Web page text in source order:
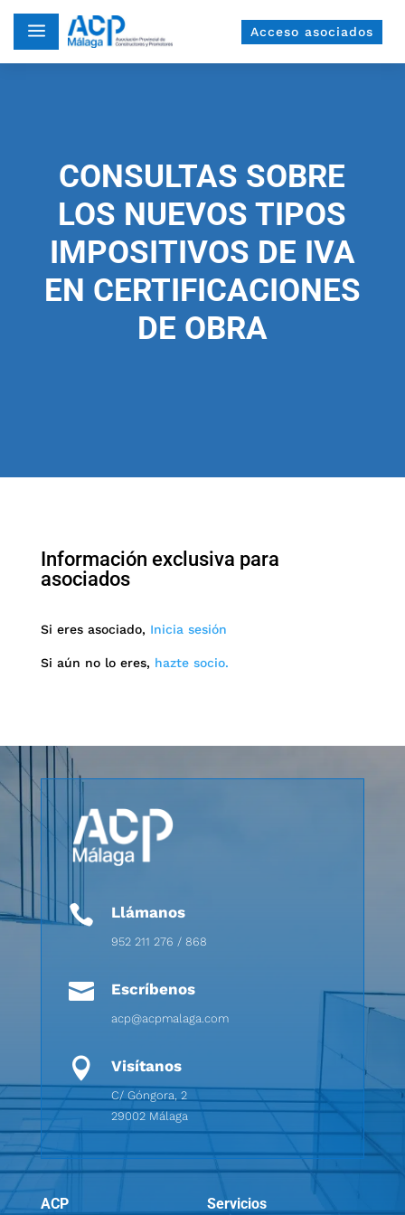
a Acceso asociados
CONSULTAS SOBRE
LOS NUEVOS TIPOS
IMPOSITIVOS DE IVA
EN CERTIFICACIONES
DE OBRA
Información exclusiva para
asociados
Si eres asociado, Inicia sesión
Si aún no lo eres, hazte socio.
 Llámanos
952 211 276 / 868
 Escríbenos
acp@acpmalaga.com
 Visítanos
C/ Góngora, 2
29002 Málaga
ACP Servicios